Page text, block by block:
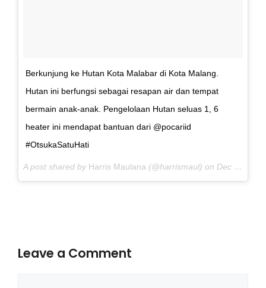
Berkunjung ke Hutan Kota Malabar di Kota Malang.
Hutan ini berfungsi sebagai resapan air dan tempat
bermain anak-anak. Pengelolaan Hutan seluas 1, 6
heater ini mendapat bantuan dari @pocariid
#OtsukaSatuHati
A post shared by Harris Maulana (@harrismaul) on Dec 4, 2017 at 8:11pm PST
Leave a Comment